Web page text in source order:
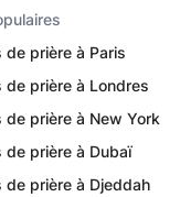
de prière à Paris
de prière à Londres
de prière à New York
de prière à Dubaï
de prière à Djeddah